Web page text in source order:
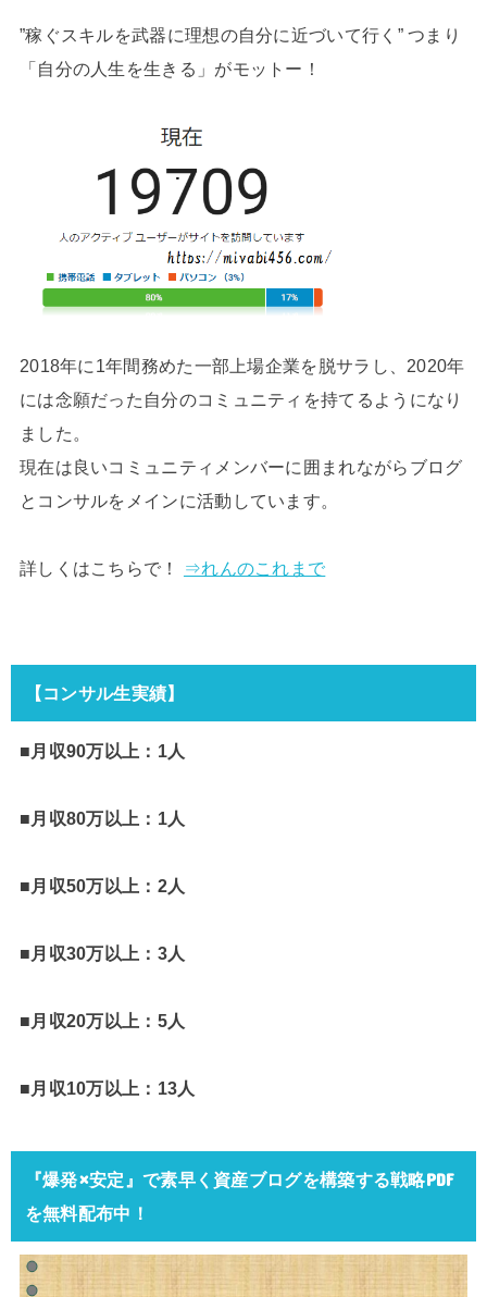
”稼ぐスキルを武器に理想の自分に近づいて行く” つまり
「自分の人生を生きる」がモットー！
2018年に1年間務めた一部上場企業を脱サラし、2020年
には念願だった自分のコミュニティを持てるようになり
ました。
現在は良いコミュニティメンバーに囲まれながらブログ
とコンサルをメインに活動しています。
詳しくはこちらで！ ⇒れんのこれまで
【コンサル生実績】
■月収90万以上：1人
■月収80万以上：1人
■月収50万以上：2人
■月収30万以上：3人
■月収20万以上：5人
■月収10万以上：13人
『爆発×安定』で素早く資産ブログを構築する戦略PDF
を無料配布中！